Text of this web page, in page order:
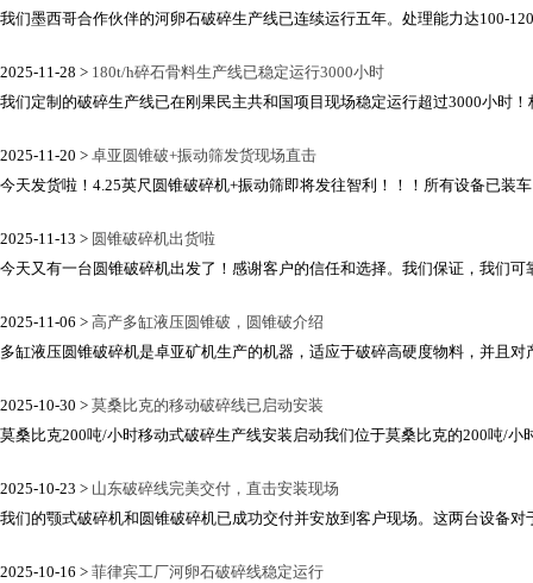
我们墨西哥合作伙伴的河卵石破碎生产线已连续运行五年。处理能力达100-
2025-11-28 > 180t/h碎石骨料生产线已稳定运行3000小时
我们定制的破碎生产线已在刚果民主共和国项目现场稳定运行超过3000小时
2025-11-20 > 卓亚圆锥破+振动筛发货现场直击
今天发货啦！4.25英尺圆锥破碎机+振动筛即将发往智利！！！所有设备已
2025-11-13 > 圆锥破碎机出货啦
今天又有一台圆锥破碎机出发了！感谢客户的信任和选择。我们保证，我们
2025-11-06 > 高产多缸液压圆锥破，圆锥破介绍
多缸液压圆锥破碎机是卓亚矿机生产的机器，适应于破碎高硬度物料，并且
2025-10-30 > 莫桑比克的移动破碎线已启动安装
莫桑比克200吨/小时移动式破碎生产线安装启动我们位于莫桑比克的200吨/
2025-10-23 > 山东破碎线完美交付，直击安装现场
我们的颚式破碎机和圆锥破碎机已成功交付并安放到客户现场。这两台设备
2025-10-16 > 菲律宾工厂河卵石破碎线稳定运行